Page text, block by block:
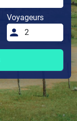
Voyageurs